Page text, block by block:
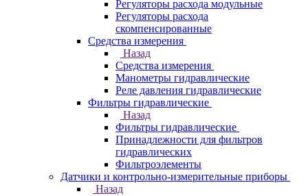
Регуляторы расхода модульные
Регуляторы расхода
скомпенсированные
Средства измерения
Назад
Средства измерения
Манометры гидравлические
Реле давления гидравлические
Фильтры гидравлические
Назад
Фильтры гидравлические
Принадлежности для фильтров
гидравлических
Фильтроэлементы
Датчики и контрольно-измерительные приборы
Назад